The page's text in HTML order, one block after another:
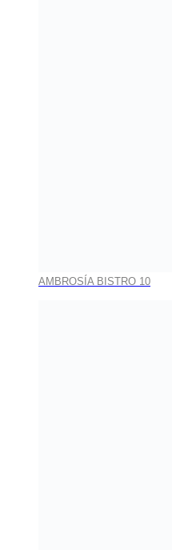
AMBROSÍA BISTRO 10